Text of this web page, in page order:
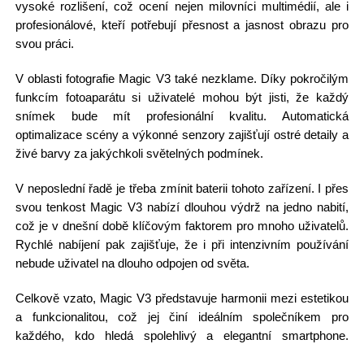
vysoké rozlišení, což ocení nejen milovníci multimédií, ale i
profesionálové, kteří potřebují přesnost a jasnost obrazu pro
svou práci.
V oblasti fotografie Magic V3 také nezklame. Díky pokročilým
funkcím fotoaparátu si uživatelé mohou být jisti, že každý
snímek bude mít profesionální kvalitu. Automatická
optimalizace scény a výkonné senzory zajišťují ostré detaily a
živé barvy za jakýchkoli světelných podmínek.
V neposlední řadě je třeba zmínit baterii tohoto zařízení. I přes
svou tenkost Magic V3 nabízí dlouhou výdrž na jedno nabití,
což je v dnešní době klíčovým faktorem pro mnoho uživatelů.
Rychlé nabíjení pak zajišťuje, že i při intenzivním používání
nebude uživatel na dlouho odpojen od světa.
Celkově vzato, Magic V3 představuje harmonii mezi estetikou
a funkcionalitou, což jej činí ideálním společníkem pro
každého, kdo hledá spolehlivý a elegantní smartphone.